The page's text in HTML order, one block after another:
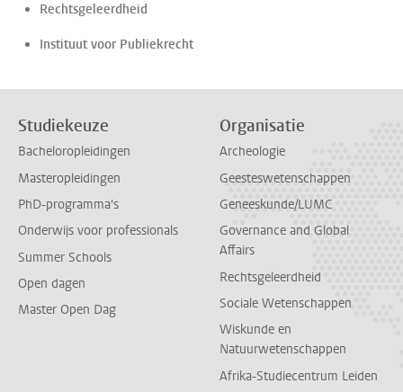
Rechtsgeleerdheid
Instituut voor Publiekrecht
Studiekeuze
Bacheloropleidingen
Masteropleidingen
PhD-programma's
Onderwijs voor professionals
Summer Schools
Open dagen
Master Open Dag
Organisatie
Archeologie
Geesteswetenschappen
Geneeskunde/LUMC
Governance and Global
Affairs
Rechtsgeleerdheid
Sociale Wetenschappen
Wiskunde en
Natuurwetenschappen
Afrika-Studiecentrum Leiden